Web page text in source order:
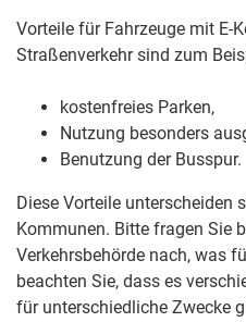
Vorteile für Fahrzeuge mit E-
Straßenverkehr sind zum
kostenfreies Parken,
Nutzung besonders
Benutzung der Busspur.
Diese Vorteile unterscheiden
Kommunen. Bitte fragen Sie
Verkehrsbehörde nach, was
beachten Sie, dass es
für unterschiedliche Zwecke